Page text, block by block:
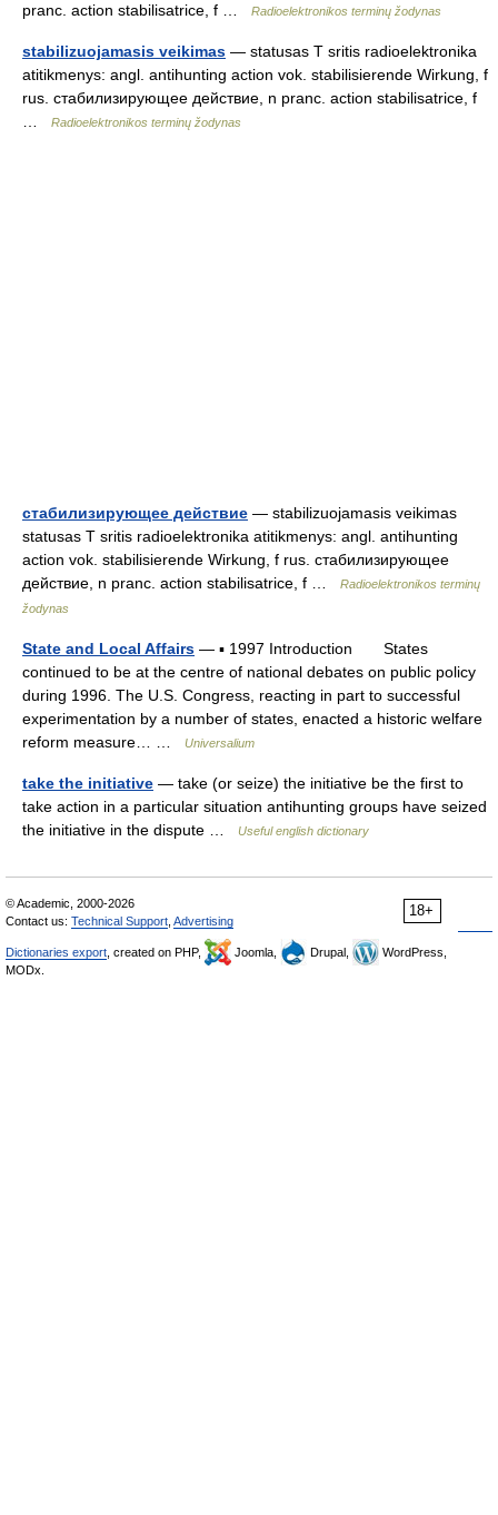
pranc. action stabilisatrice, f …
Radioelektronikos terminų žodynas
stabilizuojamasis veikimas — statusas T sritis radioelektronika
atitikmenys: angl. antihunting action vok. stabilisierende Wirkung, f
rus. стабилизирующее действие, n pranc. action stabilisatrice, f
Radioelektronikos terminų žodynas
стабилизирующее действие — stabilizuojamasis veikimas
statusas T sritis radioelektronika atitikmenys: angl. antihunting
action vok. stabilisierende Wirkung, f rus. стабилизирующее
действие, n pranc. action stabilisatrice, f …
Radioelektronikos terminų
žodynas
State and Local Affairs — ▪ 1997 Introduction States
continued to be at the centre of national debates on public policy
during 1996. The U.S. Congress, reacting in part to successful
experimentation by a number of states, enacted a historic welfare
reform measure… …
Universalium
take the initiative — take (or seize) the initiative be the first to
take action in a particular situation antihunting groups have seized
the initiative in the dispute …
Useful english dictionary
18+
© Academic, 2000-2026
Contact us: Technical Support Advertising
Dictionaries export , created on PHP, Joomla, Drupal,
WordPress,
MODx.